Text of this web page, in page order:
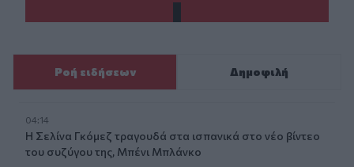
Ροή ειδήσεων Δημοφιλή
04:14
Η Σελίνα Γκόμεζ τραγουδά στα ισπανικά στο νέο βίντεο
του συζύγου της, Μπένι Μπλάνκο